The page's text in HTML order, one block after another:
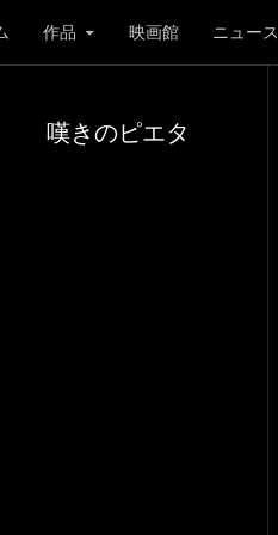
作品 映画館 ニュース
嘆きのピエタ